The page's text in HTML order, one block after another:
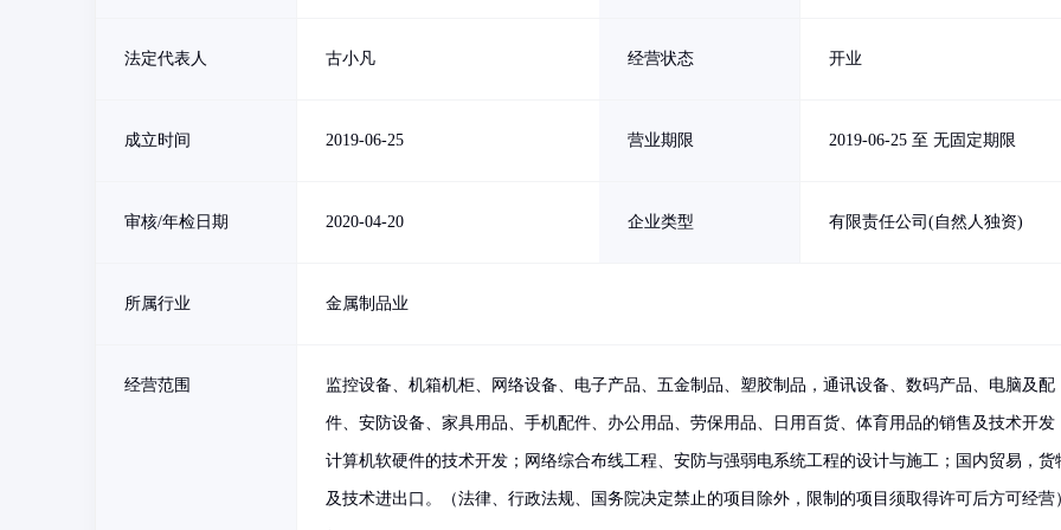
法定代表人 古小凡 经营状态 开业
成立时间 2019-06-25 营业期限 2019-06-25 至 无固定期限
审核/年检日期 2020-04-20 企业类型 有限责任公司(自然人独资)
所属行业 金属制品业
经营范围 监控设备、机箱机柜、网络设备、电子产品、五金制品、塑胶制品，通讯设备、数码产品、电脑及配
件、安防设备、家具用品、手机配件、办公用品、劳保用品、日用百货、体育用品的销售及技术开发
计算机软硬件的技术开发；网络综合布线工程、安防与强弱电系统工程的设计与施工；国内贸易，货
及技术进出口。（法律、行政法规、国务院决定禁止的项目除外，限制的项目须取得许可后方可经营